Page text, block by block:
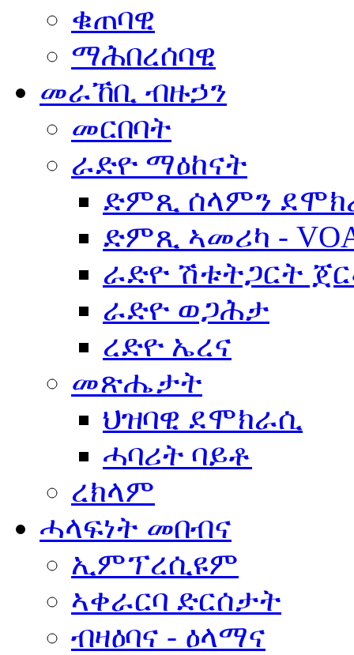
ቁጠባዊ
ማሕበረሰባዊ
መራኸቢ ብዙኃን
መርበባት
ራድዮ ማዕከናት
ድምጺ ሰላምን
ድምጺ ኣመሪካ -
ራድዮ ሽቱትጋርት
ራድዮ ወጋሕታ
ረድዮ ኤረና
መጽሔታት
ህዝባዊ ደሞክራሲ
ሓባሪት ባይቶ
ረክላም
ሓላፍነት መበብና
ኢምፕረሲዩም
ኣቀራርባ ድርሰታት
ብዛዕባና - ዕላማና